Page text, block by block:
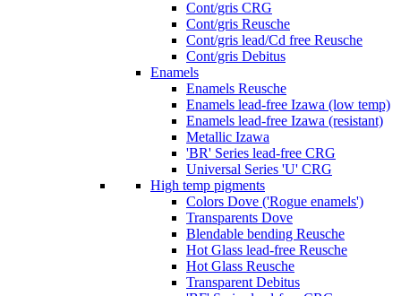
Cont/gris CRG
Cont/gris Reusche
Cont/gris lead/Cd free Reusche
Cont/gris Debitus
Enamels
Enamels Reusche
Enamels lead-free Izawa (low temp)
Enamels lead-free Izawa (resistant)
Metallic Izawa
'BR' Series lead-free CRG
Universal Series 'U' CRG
High temp pigments
Colors Dove ('Rogue enamels')
Transparents Dove
Blendable bending Reusche
Hot Glass lead-free Reusche
Hot Glass Reusche
Transparent Debitus